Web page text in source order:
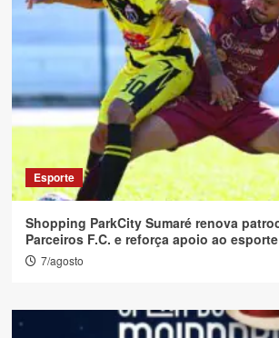
Esporte
Shopping ParkCity Sumaré renova
Parceiros F.C. e reforça apoio ao
7/agosto